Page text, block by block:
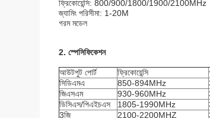
ফ্রিকোয়েন্সি: 800/900/1800/1900/2100MHz
জ্যামিং পরিসীমা: 1-20M
গরম মডেল
2. স্পেসিফিকেশন
আউটপুট পোর্ট ফ্রিকোয়েন্সি
সিডিএমএ
850-894MHz
জিএসএম
930-960MHz
ডিসিএস/পিএইচএস
1805-1990MHz
3জি
2100-2200MHZ